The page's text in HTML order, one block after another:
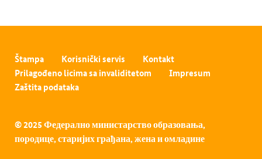
Štampa Korisnički servis
Kontakt
Prilagođeno licima sa invaliditetom
Impresum
Zaštita podataka
© 2025 Федерално министарство образовања,
породице, старијих грађана, жена и омладине